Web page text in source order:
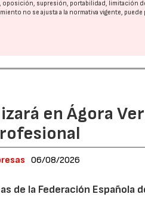
supresión, portabilidad, limitación
no se ajusta a la normativa vigente,
en Ágora
06/08/2026
de la Federación Española